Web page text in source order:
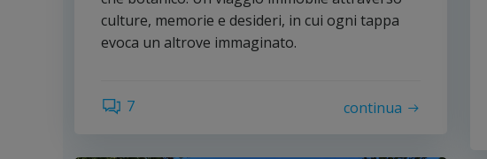
culture, memorie e desideri, in cui ogni tappa
evoca un altrove immaginato.
7 continua